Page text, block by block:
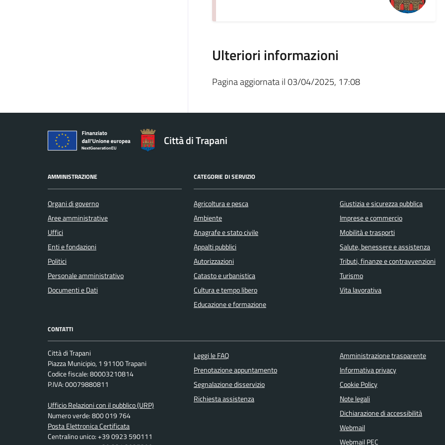
Ulteriori informazioni
Pagina aggiornata il 03/04/2025, 17:08
Città di Trapani
AMMINISTRAZIONE
Organi di governo
Aree amministrative
Uffici
Enti e fondazioni
Politici
Personale amministrativo
Documenti e Dati
CATEGORIE DI SERVIZIO
Agricoltura e pesca
Ambiente
Anagrafe e stato civile
Appalti pubblici
Autorizzazioni
Catasto e urbanistica
Cultura e tempo libero
Educazione e formazione
Giustizia e sicurezza pubblica
Imprese e commercio
Mobilità e trasporti
Salute, benessere e assistenza
Tributi, finanze e contravvenzioni
Turismo
Vita lavorativa
CONTATTI
Città di Trapani
Piazza Municipio, 1 91100 Trapani
Codice fiscale: 80003210814
P.IVA: 00079880811
Ufficio Relazioni con il pubblico (URP)
Numero verde: 800 019 764
Posta Elettronica Certificata
Centralino unico: +39 0923 590111
Leggi le FAQ
Prenotazione appuntamento
Segnalazione disservizio
Richiesta assistenza
Amministrazione trasparente
Informativa privacy
Cookie Policy
Note legali
Dichiarazione di accessibilità
Webmail
Webmail PEC